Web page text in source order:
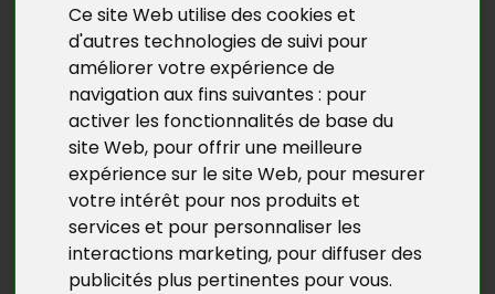
Ce site Web utilise des cookies et
d'autres technologies de suivi pour
améliorer votre expérience de
navigation aux fins suivantes : pour
activer les fonctionnalités de base du
site Web, pour offrir une meilleure
expérience sur le site Web, pour mesurer
votre intérêt pour nos produits et
services et pour personnaliser les
interactions marketing, pour diffuser des
publicités plus pertinentes pour vous.
Une vie de rechange